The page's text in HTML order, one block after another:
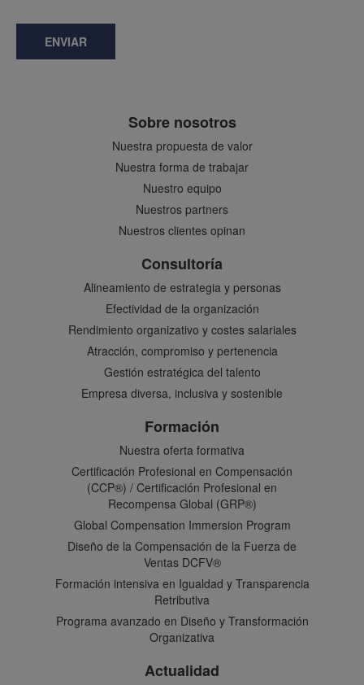
ENVIAR
Sobre nosotros
Nuestra propuesta de valor
Nuestra forma de trabajar
Nuestro equipo
Nuestros partners
Nuestros clientes opinan
Consultoría
Alineamiento de estrategia y personas
Efectividad de la organización
Rendimiento organizativo y costes salariales
Atracción, compromiso y pertenencia
Gestión estratégica del talento
Empresa diversa, inclusiva y sostenible
Formación
Nuestra oferta formativa
Certificación Profesional en Compensación
(CCP®) / Certificación Profesional en
Recompensa Global (GRP®)
Global Compensation Immersion Program
Diseño de la Compensación de la Fuerza de
Ventas DCFV®
Formación intensiva en Igualdad y Transparencia
Retributiva
Programa avanzado en Diseño y Transformación
Organizativa
Actualidad